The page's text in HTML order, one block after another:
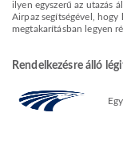
ilyen egyszerű az utazás
Airpaz segítségével, hogy
megtakarításban legyen
Rendelkezésre álló